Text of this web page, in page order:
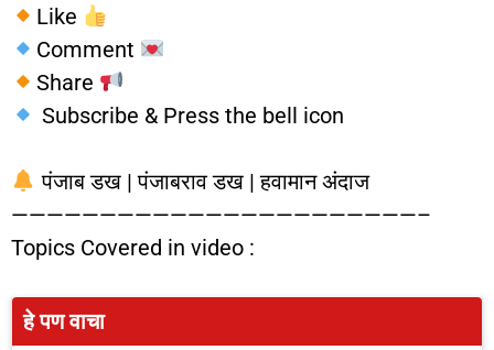
Like
Comment
Share
Subscribe & Press the bell icon
पंजाब डख | पंजाबराव डख | हवामान अंदाज
———————————————————————–
Topics Covered in video :
हे पण वाचा